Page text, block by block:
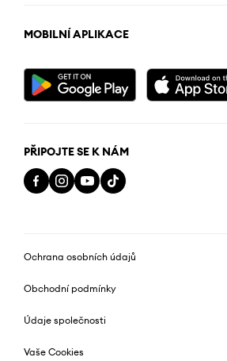
MOBILNÍ APLIKACE
PŘIPOJTE SE K NÁM
Ochrana osobních údajů
Obchodní podmínky
Údaje společnosti
Vaše Cookies